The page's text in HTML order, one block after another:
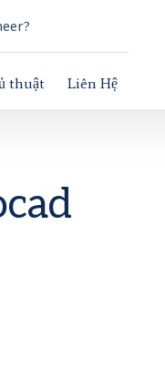
thuật Liên Hệ